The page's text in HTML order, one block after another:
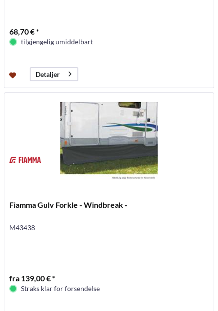
68,70 € *
tilgjengelig umiddelbart
Detaljer
Fiamma Gulv Forkle - Windbreak -
M43438
fra 139,00 € *
Straks klar for forsendelse